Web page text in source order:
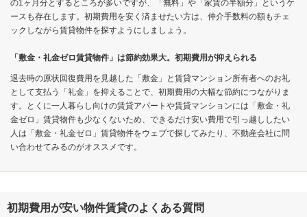
の1ヶ月分とするところが多いですが、「無料」や「家賃の半額分」というケ
ースも存在します。初期費用を安く済ませたい方は、仲介手数料の額もチェ
ックしながら賃貸物件を探すようにしましょう。
「敷金・礼金ゼロ賃貸物件」は節約効果大。初期費用が抑えられる
退去時の原状回復費用を見越した「敷金」と賃貸マンション所有者へのお礼
として支払う「礼金」を抑えることで、初期費用の大幅な節約につながりま
す。とくに一人暮らし向けの賃貸アパートや賃貸マンションには「敷金・礼
金ゼロ」賃貸物件も少なくないため、できるだけ安い費用で引っ越ししたい
人は「敷金・礼金ゼロ」賃貸物件をウェブで探してみたり、不動産会社に問
い合わせてみるのがオススメです。
初期費用が安い物件賃貸のよくある質問